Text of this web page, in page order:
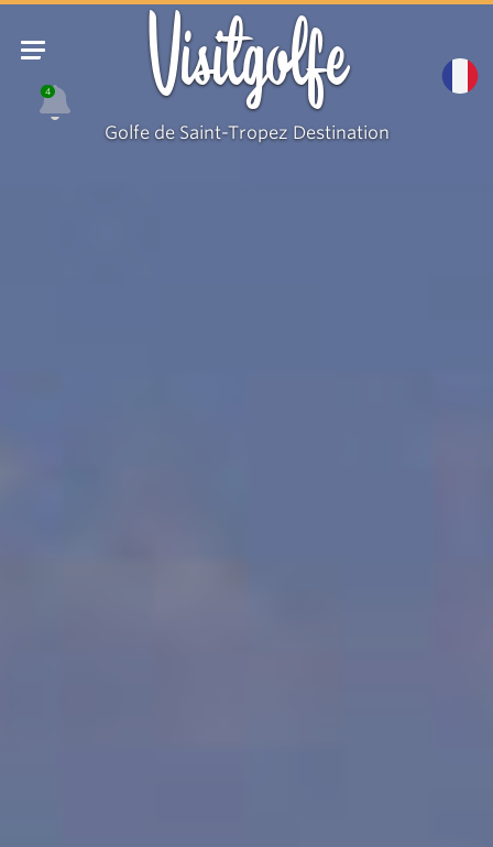
4 Visitgolfe
Golfe de Saint-Tropez Destination